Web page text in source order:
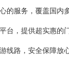
的服务，覆盖国内
台，提供超实惠的
线路，安全保障放